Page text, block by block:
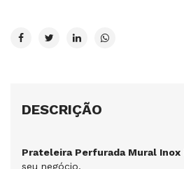
DESCRIÇÃO
Prateleira Perfurada Mural Inox
seu negócio.